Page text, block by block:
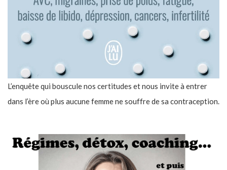
L’enquête qui bouscule nos certitudes et nous invite à entrer
dans l’ère où plus aucune femme ne souffre de sa contraception.